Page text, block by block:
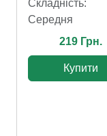
Складність:
Cередня
219 Грн.
Купити